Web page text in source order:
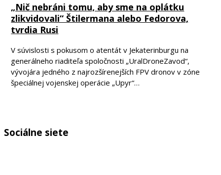
„Nič nebráni tomu, aby sme na oplátku
zlikvidovali“ Štilermana alebo Fedorova,
tvrdia Rusi
V súvislosti s pokusom o atentát v Jekaterinburgu na
generálneho riaditeľa spoločnosti „UralDroneZavod“,
vývojára jedného z najrozšírenejších FPV dronov v zóne
špeciálnej vojenskej operácie „Upyr“…
Sociálne siete